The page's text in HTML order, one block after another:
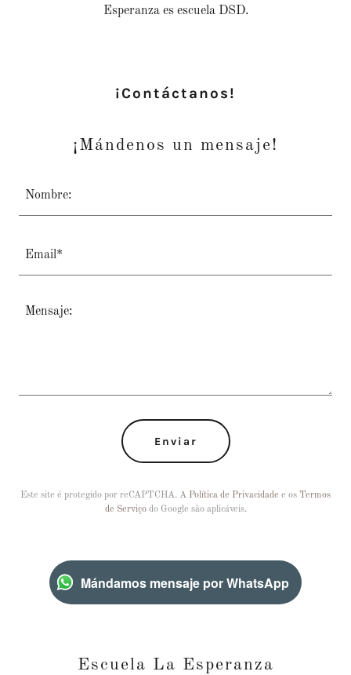
Esperanza es escuela DSD.
¡Contáctanos!
¡Mándenos un mensaje!
Nombre:
Email*
Enviar
Este site é protegido por reCAPTCHA. A Política de Privacidade e os Termos
de Serviçodo Google são aplicáveis.
Mándamos mensaje por WhatsApp
Escuela La Esperanza